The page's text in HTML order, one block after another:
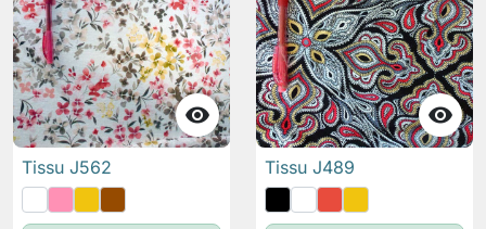

Tissu J562

Tissu J489